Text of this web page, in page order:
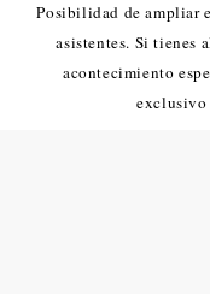
Posibilidad de ampliar
asistentes. Si tienes
acontecimiento